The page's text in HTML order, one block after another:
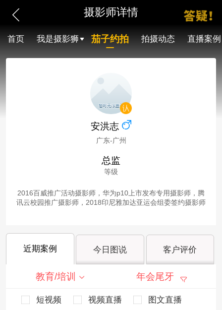
摄影师详情
首页 我是摄影狮 茄子约拍 拍摄动态 直播案例
安洪志
广东-广州
总监
等级
2016百威推广活动摄影师，华为p10上市发布专用摄影师，腾
讯云校园推广摄影师，2018印尼雅加达亚运会组委签约摄影师
近期案例 今日图说 客户评价
教育/培训 年会尾牙
短视频 视频直播
图文直播